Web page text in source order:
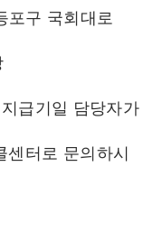
구 국회대로
급기일 담당자가
센터로 문의하시